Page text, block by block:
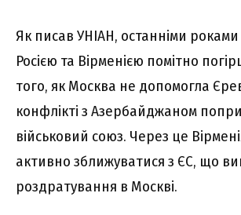
Як писав УНІАН, останніми
Росією та Вірменією помітно
того, як Москва не допомогла
конфлікті з Азербайджаном
військовий союз. Через це
активно зближуватися з ЄС, що
роздратування в Москві.